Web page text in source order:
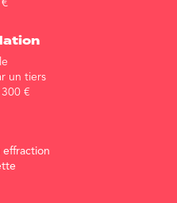
€
un tiers
300 €
effraction